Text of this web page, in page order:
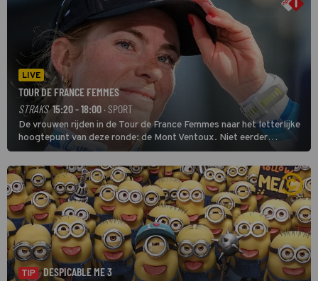
LIVE
TOUR DE FRANCE FEMMES
STRAKS 15:20 - 18:00 · SPORT
De vrouwen rijden in de Tour de France Femmes naar het letterlijke
hoogtepunt van deze ronde: de Mont Ventoux. Niet eerder
finishten de vrouwen voor deze koers op deze kale col uit de
buitencategorie. De aanloop naar de slotklim is vlak.
TIP
DESPICABLE ME 3